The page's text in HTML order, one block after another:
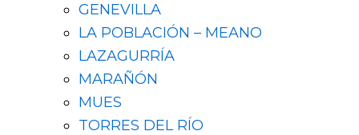
GENEVILLA
LA POBLACIÓN – MEANO
LAZAGURRÍA
MARAÑÓN
MUES
TORRES DEL RÍO